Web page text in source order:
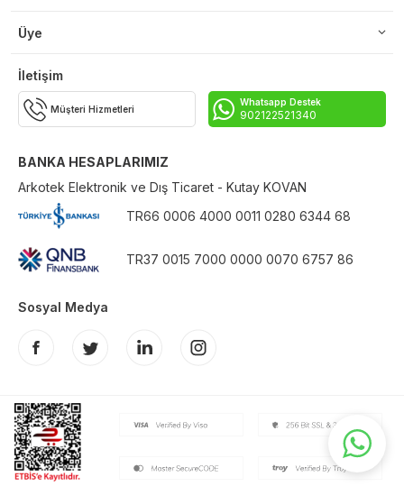
Üye
İletişim
Müşteri Hizmetleri
Whatsapp Destek
902122521340
BANKA HESAPLARIMIZ
Arkotek Elektronik ve Dış Ticaret - Kutay KOVAN
TR66 0006 4000 0011 0280 6344 68
TR37 0015 7000 0000 0070 6757 86
Sosyal Medya